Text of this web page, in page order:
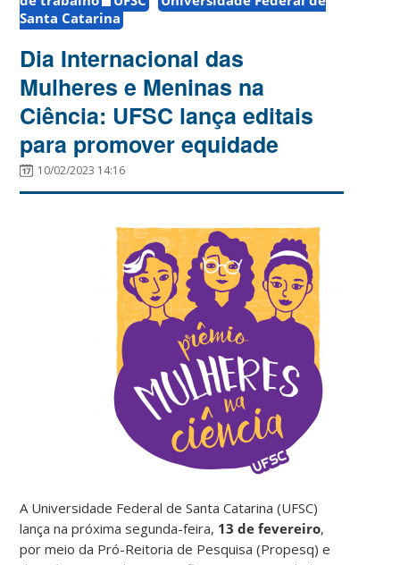
Santa Catarina
Dia Internacional das
Mulheres e Meninas na
Ciência: UFSC lança editais
para promover equidade
10/02/2023 14:16
A Universidade Federal de Santa Catarina (UFSC)
lança na próxima segunda-feira, 13 de fevereiro,
por meio da Pró-Reitoria de Pesquisa (Propesq) e